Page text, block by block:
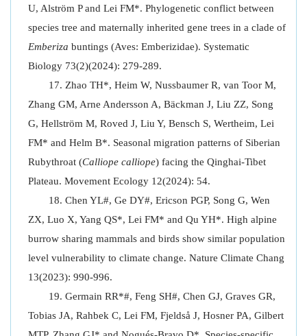
U, Alström P and Lei FM*. Phylogenetic conflict between
species tree and maternally inherited gene trees in a clade of
Emberiza buntings (Aves: Emberizidae). Systematic
Biology 73(2)(2024): 279-289.
Zhao TH*, Heim W, Nussbaumer R, van Toor M,
Zhang GM, Arne Andersson A, Bäckman J, Liu ZZ, Song
G, Hellström M, Roved J, Liu Y, Bensch S, Wertheim, Lei
FM* and Helm B*. Seasonal migration patterns of Siberian
Rubythroat (Calliope calliope) facing the Qinghai-Tibet
Plateau. Movement Ecology 12(2024): 54.
Chen YL#, Ge DY#, Ericson PGP, Song G, Wen
ZX, Luo X, Yang QS*, Lei FM* and Qu YH*. High alpine
burrow sharing mammals and birds show similar population
level vulnerability to climate change. Nature Climate Chang
13(2023): 990-996.
Germain RR*#, Feng SH#, Chen GJ, Graves GR,
Tobias JA, Rahbek C, Lei FM, Fjeldså J, Hosner PA, Gilbert